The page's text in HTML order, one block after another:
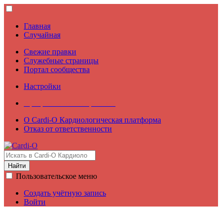
Главная
Случайная
Свежие правки
Служебные страницы
Портал сообщества
Настройки
О Cardi-О Кардиологическая платформа
Отказ от ответственности
Найти
Пользовательское меню
Создать учётную запись
Войти